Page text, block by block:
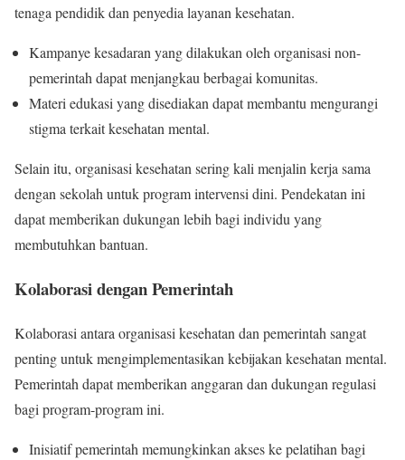
tenaga pendidik dan penyedia layanan kesehatan.
Kampanye kesadaran yang dilakukan oleh organisasi non-
pemerintah dapat menjangkau berbagai komunitas.
Materi edukasi yang disediakan dapat membantu mengurangi
stigma terkait kesehatan mental.
Selain itu, organisasi kesehatan sering kali menjalin kerja sama
dengan sekolah untuk program intervensi dini. Pendekatan ini
dapat memberikan dukungan lebih bagi individu yang
membutuhkan bantuan.
Kolaborasi dengan Pemerintah
Kolaborasi antara organisasi kesehatan dan pemerintah sangat
penting untuk mengimplementasikan kebijakan kesehatan mental.
Pemerintah dapat memberikan anggaran dan dukungan regulasi
bagi program-program ini.
Inisiatif pemerintah memungkinkan akses ke pelatihan bagi